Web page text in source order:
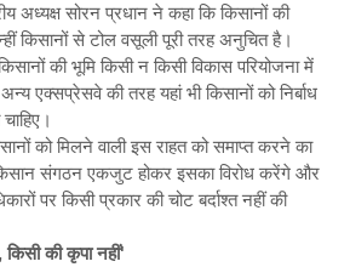
अध्यक्ष सोरन प्रधान ने कहा कि किसानों की
किसानों से टोल वसूली पूरी तरह अनुचित है।
की भूमि किसी न किसी विकास परियोजना में
एक्सप्रेसवे की तरह यहां भी किसानों को निर्बाध
को मिलने वाली इस राहत को समाप्त करने का
संगठन एकजुट होकर इसका विरोध करेंगे और
पर किसी प्रकार की चोट बर्दाश्त नहीं की
किसी की कृपा नहीं'